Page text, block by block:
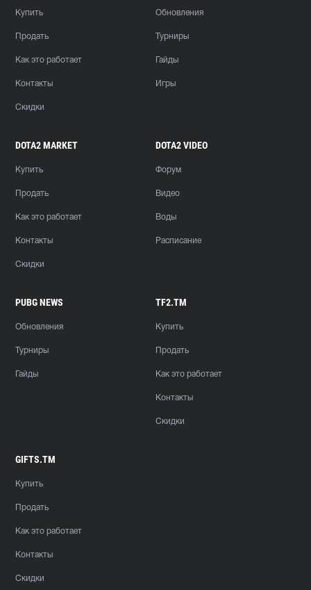
Купить
Продать
Как это работает
Контакты
Скидки
Обновления
Турниры
Гайды
Игры
DOTA2 MARKET
Купить
Продать
Как это работает
Контакты
Скидки
DOTA2 VIDEO
Форум
Видео
Воды
Расписание
PUBG NEWS
Обновления
Турниры
Гайды
TF2.TM
Купить
Продать
Как это работает
Контакты
Скидки
GIFTS.TM
Купить
Продать
Как это работает
Контакты
Скидки